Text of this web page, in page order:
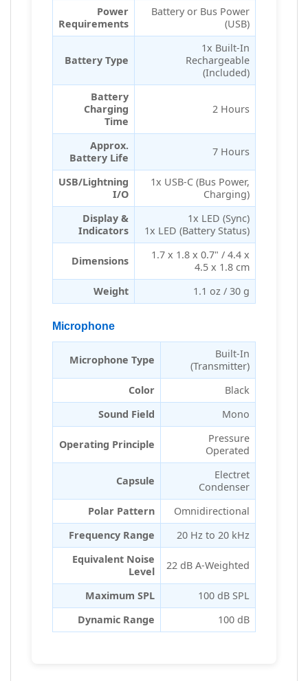
Power
Requirements
Battery or Bus Power
(USB)
Battery Type
1x Built-In
Rechargeable
(Included)
Battery
Charging
Time
2 Hours
Approx.
Battery Life
7 Hours
USB/Lightning
I/O
1x USB-C (Bus Power,
Charging)
Display &
Indicators
1x LED (Sync)
1x LED (Battery Status)
Dimensions
1.7 x 1.8 x 0.7" / 4.4 x
4.5 x 1.8 cm
Weight
1.1 oz / 30 g
Microphone
Microphone Type
Built-In
(Transmitter)
Color
Black
Sound Field
Mono
Operating Principle
Pressure
Operated
Capsule
Electret
Condenser
Polar Pattern
Omnidirectional
Frequency Range
20 Hz to 20 kHz
Equivalent Noise
Level
22 dB A-Weighted
Maximum SPL
100 dB SPL
Dynamic Range
100 dB